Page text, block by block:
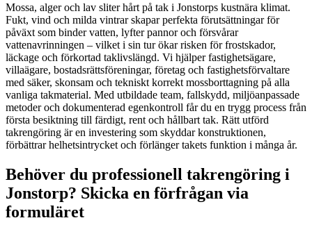
Mossa, alger och lav sliter hårt på tak i Jonstorps kustnära klimat.
Fukt, vind och milda vintrar skapar perfekta förutsättningar för
påväxt som binder vatten, lyfter pannor och försvårar
vattenavrinningen – vilket i sin tur ökar risken för frostskador,
läckage och förkortad taklivslängd. Vi hjälper fastighetsägare,
villaägare, bostadsrättsföreningar, företag och fastighetsförvaltare
med säker, skonsam och tekniskt korrekt mossborttagning på alla
vanliga takmaterial. Med utbildade team, fallskydd, miljöanpassade
metoder och dokumenterad egenkontroll får du en trygg process från
första besiktning till färdigt, rent och hållbart tak. Rätt utförd
takrengöring är en investering som skyddar konstruktionen,
förbättrar helhetsintrycket och förlänger takets funktion i många år.
Behöver du professionell takrengöring i
Jonstorp? Skicka en förfrågan via
formuläret